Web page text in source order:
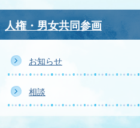
人権・男女共同参画
お知らせ
相談